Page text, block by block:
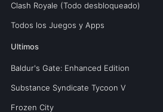
Clash Royale (Todo desbloqueado)
Todos los Juegos y Apps
Ultimos
Baldur's Gate: Enhanced Edition
Substance Syndicate Tycoon V
Frozen City